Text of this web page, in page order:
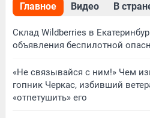
Главное Видео В
Склад Wildberries в
объявления беспилотной
«Не связывайся с ним!» Чем
гопник Черкас, избивший
«отпетушить» его